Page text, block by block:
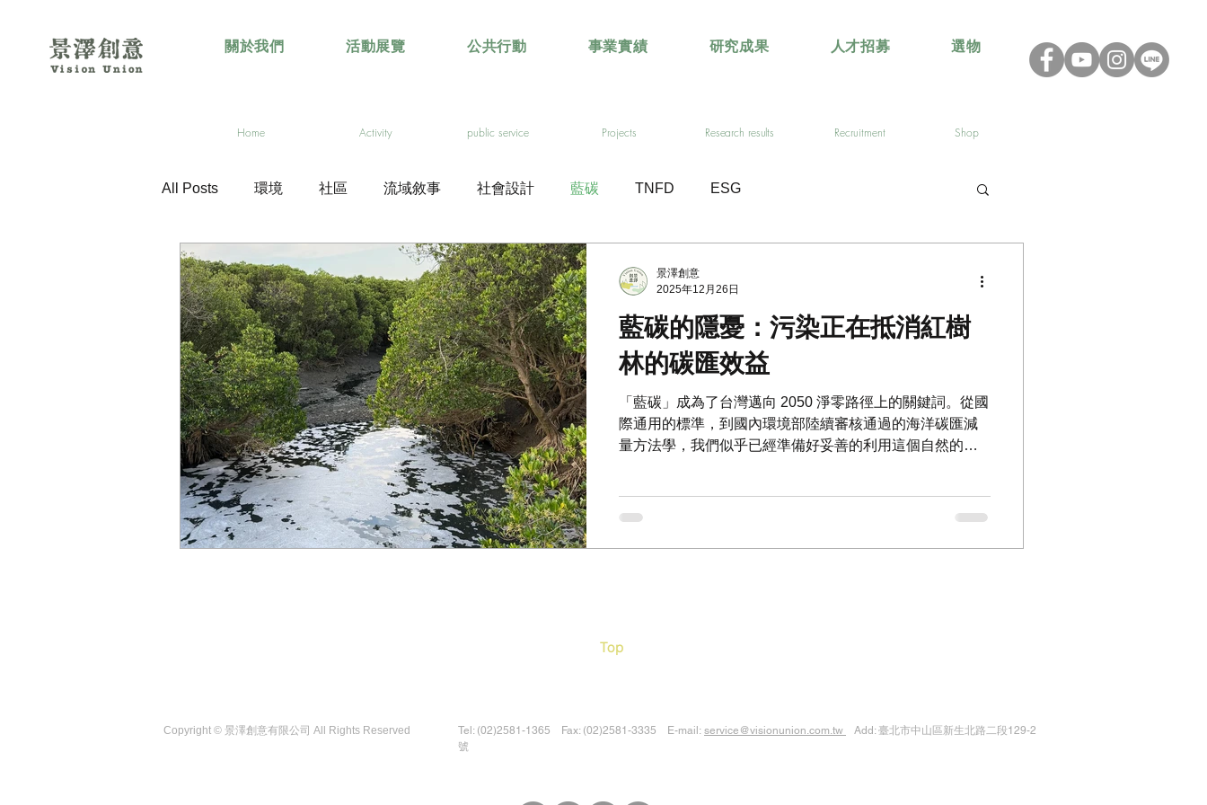
關於我們 活動展覽 公共行動 事業實績 研究成果 人才招募 選物
Home Activity public service Projects Research results Recruitment Shop
All Posts 環境 社區 流域敘事 社會設計 藍碳 TNFD ESG
藍碳的隱憂：污染正在抵消紅樹
林的碳匯效益
「藍碳」成為了台灣邁向 2050 淨零路徑上的關鍵詞。從國
際通用的標準，到國內環境部陸續審核通過的海洋碳匯減
量方法學，我們似乎已經準備好妥善的利用這個自然的碳
一。然而，今年實際走訪幾處紅樹林濕地，眼前的景象卻
系滿佈塑膠垃圾 ，部分區域的底泥更夾雜著一股濃烈生活
微妙的化學平衡。 科學證據已經很明確地指出了兩大風
景澤創意
2025年12月26日
Top
Copyright © 景澤創意有限公司 All Rights Reserved Tel: (02)2581-1365 Fax: (02)2581-3335 E-mail: service@visionunion.com.tw
​ Add: 臺北市中山區新生北路二段129-2
號